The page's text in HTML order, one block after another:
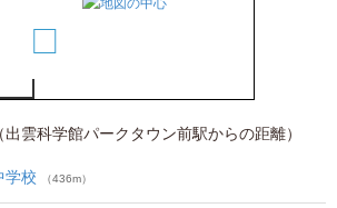
雲科学館パークタウン前駅からの距離）
学校 （436m）